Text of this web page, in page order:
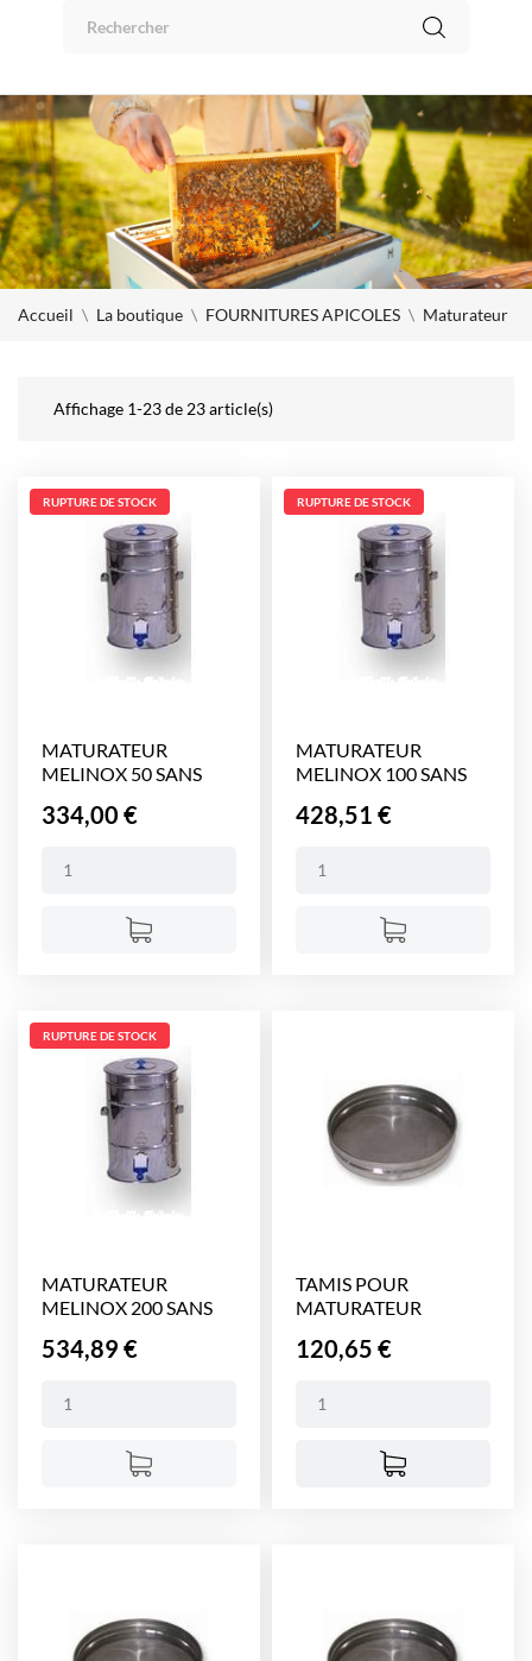
Accueil La boutique FOURNITURES APICOLES Maturateur
Affichage 1-23 de 23 article(s)
MATURATEUR
MELINOX 50 SANS
Prix
334,00 €
RUPTURE DE STOCK
MATURATEUR
MELINOX 100 SANS
Prix
428,51 €
RUPTURE DE STOCK
MATURATEUR
MELINOX 200 SANS
Prix
534,89 €
RUPTURE DE STOCK
TAMIS POUR
MATURATEUR
Prix
120,65 €